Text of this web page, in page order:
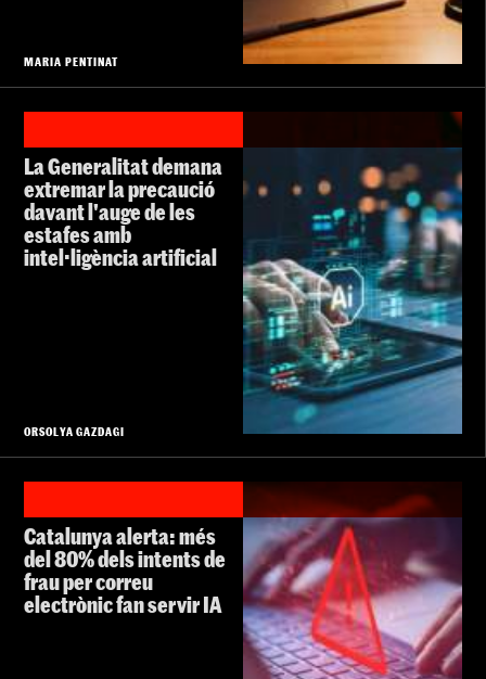
MARIA PENTINAT
La Generalitat demana
extremar la precaució
davant l'auge de les
estafes amb
intel·ligència artificial
ORSOLYA GAZDAGI
Catalunya alerta: més
del 80% dels intents de
frau per correu
electrònic fan servir IA